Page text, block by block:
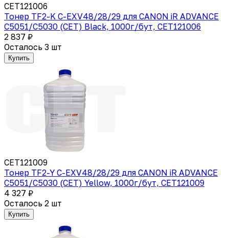
CET121006
Тонер TF2-K C-EXV48/28/29 для CANON iR ADVANCE
C5051/C5030 (CET) Black, 1000г/бут, CET121006
2 837 ₽
Осталось 3 шт
Купить
CET121009
Тонер TF2-Y C-EXV48/28/29 для CANON iR ADVANCE
C5051/C5030 (CET) Yellow, 1000г/бут, CET121009
4 327 ₽
Осталось 2 шт
Купить